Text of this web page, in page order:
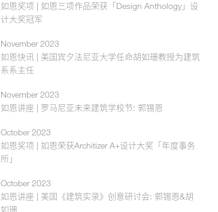
如恩奖项 | 如恩三项作品荣获「Design Anthology」设
计大奖冠军
November 2023
如恩快讯 | 美国宾夕法尼亚大学任命胡如珊教授为建筑
系系主任
November 2023
如恩讲座 | 罗马尼亚未来建筑学校节: 郭锡恩
October 2023
如恩奖项 | 如恩荣获Architizer A+设计大奖「年度事务
所」
October 2023
如恩讲座 | 美国《建筑实录》创意研讨会: 郭锡恩&胡
如珊